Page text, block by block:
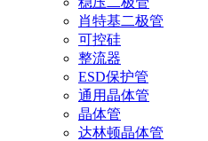
肖特基二极管
可控硅
整流器
ESD保护管
通用晶体管
晶体管
达林顿晶体管